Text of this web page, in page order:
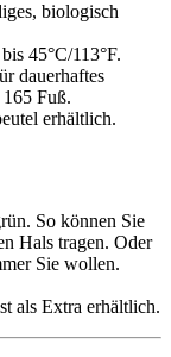
biologisch
45°C/113°F.
dauerhaftes
Fuß.
erhältlich.
So können Sie
Hals tragen. Oder
Sie wollen.
als Extra erhältlich.